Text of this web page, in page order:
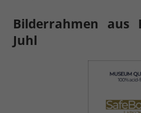
Bilderrahmen aus
Juhl